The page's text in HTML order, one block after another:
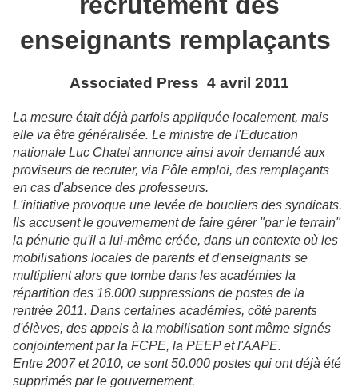
enseignants remplaçants
Associated Press 4 avril 2011
La mesure était déjà parfois appliquée localement, mais
elle va être généralisée. Le ministre de l'Education
nationale Luc Chatel annonce ainsi avoir demandé aux
proviseurs de recruter, via Pôle emploi, des remplaçants
en cas d'absence des professeurs.
L'initiative provoque une levée de boucliers des syndicats.
Ils accusent le gouvernement de faire gérer "par le terrain"
la pénurie qu'il a lui-même créée, dans un contexte où les
mobilisations locales de parents et d'enseignants se
multiplient alors que tombe dans les académies la
répartition des 16.000 suppressions de postes de la
rentrée 2011. Dans certaines académies, côté parents
d'élèves, des appels à la mobilisation sont même signés
conjointement par la FCPE, la PEEP et l'AAPE.
Entre 2007 et 2010, ce sont 50.000 postes qui ont déjà été
supprimés par le gouvernement.